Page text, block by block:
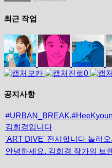
최근 작업
공지사항
김희경입니다
'ART DIVE' 전시합니다 놀러오
안녕하세요. 김희경 작가의 브